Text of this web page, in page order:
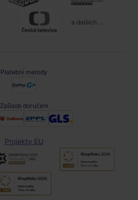
a dalších ...
Platební metody
Způsob doručení
Projekty EU